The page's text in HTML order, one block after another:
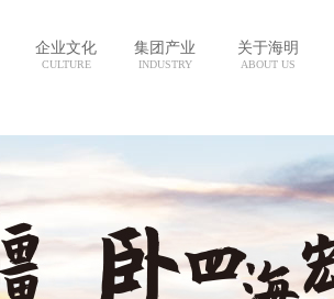
企业文化
CULTURE
集团产业
INDUSTRY
关于海明
ABOUT US